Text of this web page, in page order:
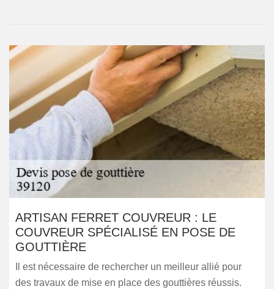
ARTISAN FERRET COUVREUR : LE
COUVREUR SPÉCIALISÉ EN POSE DE
GOUTTIÈRE
Il est nécessaire de rechercher un meilleur allié pour
des travaux de mise en place des gouttières réussis.